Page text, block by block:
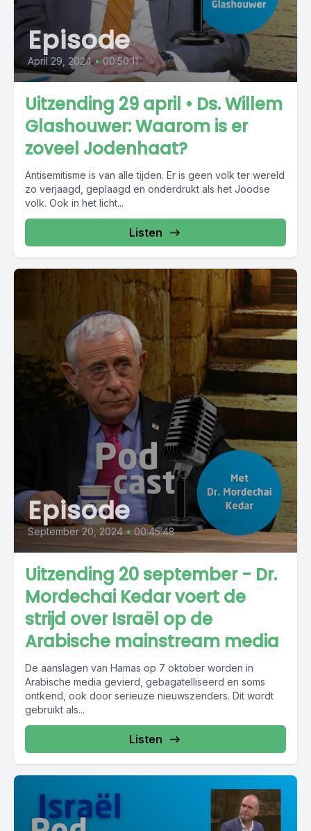
Episode
April 29, 2024 • 00:50:11
Uitzending 29 april • Ds. Willem
Glashouwer: Waarom is er
zoveel Jodenhaat?
Antisemitisme is van alle tijden. Er is geen volk ter wereld
zo verjaagd, geplaagd en onderdrukt als het Joodse
volk. Ook in het licht...
Listen
Episode
September 20, 2024 • 00:45:48
Uitzending 20 september - Dr.
Mordechai Kedar voert de
strijd over Israël op de
Arabische mainstream media
De aanslagen van Hamas op 7 oktober worden in
Arabische media gevierd, gebagatelliseerd en soms
ontkend, ook door serieuze nieuwszenders. Dit wordt
gebruikt als...
Listen